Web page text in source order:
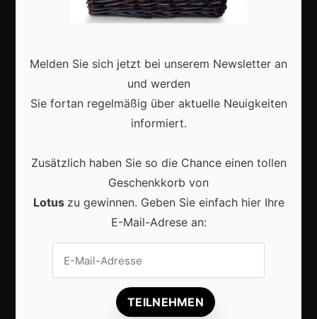
Lokale Suchmaschinenoptimierung bleibt der
Schlüssel für mehr regionale Kunden
Melden Sie sich jetzt bei unserem Newsletter an
und werden
Sie fortan regelmäßig über aktuelle Neuigkeiten
informiert.
Zusätzlich haben Sie so die Chance einen tollen
Geschenkkorb von
Lotus zu gewinnen. Geben Sie einfach hier Ihre
E-Mail-Adrese an: